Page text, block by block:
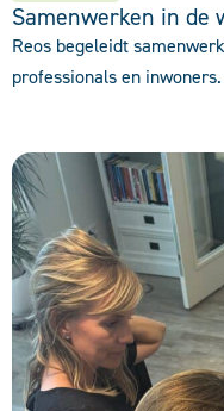
Samenwerken in de
Reos begeleidt
professionals en inwoners.